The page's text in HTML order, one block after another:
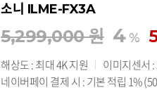
소니 ILME-FX3A
5,299,000 원 4%
해상도 : 최대 4K 지원 이미지센서
네이버페이 결제 시 : 기본 적립 1%